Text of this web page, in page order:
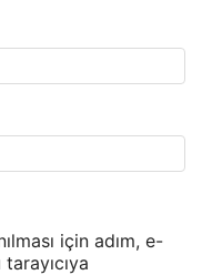
için adım, e-